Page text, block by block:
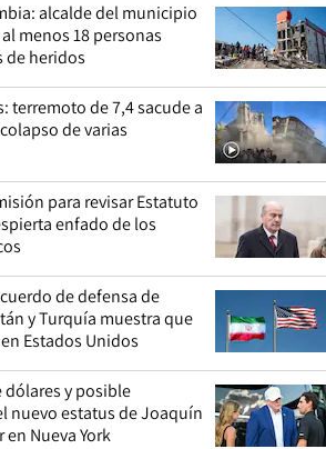
alcalde del municipio
menos 18 personas
de heridos
terremoto de 7,4 sacude a
de varias
para revisar Estatuto
enfado de los
de defensa de
y Turquía muestra que
Estados Unidos
y posible
nuevo estatus de Joaquín
Nueva York